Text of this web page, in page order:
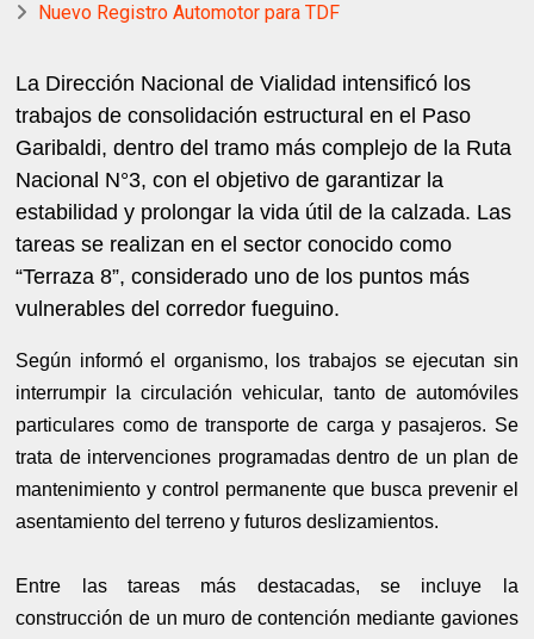
Nuevo Registro Automotor para TDF
La Dirección Nacional de Vialidad intensificó los
trabajos de consolidación estructural en el Paso
Garibaldi, dentro del tramo más complejo de la Ruta
Nacional N°3, con el objetivo de garantizar la
estabilidad y prolongar la vida útil de la calzada. Las
tareas se realizan en el sector conocido como
“Terraza 8”, considerado uno de los puntos más
vulnerables del corredor fueguino.
Según informó el organismo, los trabajos se ejecutan sin
interrumpir la circulación vehicular, tanto de automóviles
particulares como de transporte de carga y pasajeros. Se
trata de intervenciones programadas dentro de un plan de
mantenimiento y control permanente que busca prevenir el
asentamiento del terreno y futuros deslizamientos.
Entre las tareas más destacadas, se incluye la
construcción de un muro de contención mediante gaviones